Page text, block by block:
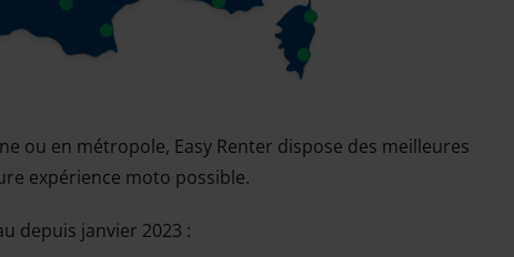
ou en métropole, Easy Renter dispose des meilleures
expérience moto possible.
depuis janvier 2023 :